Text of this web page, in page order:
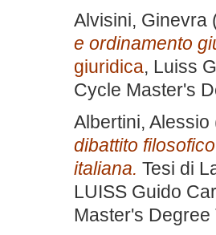
Alvisini, Ginevra
e ordinamento
giuridica, Luiss
Cycle Master's
Albertini, Alessio
dibattito
italiana. Tesi di
LUISS Guido
Master's Degree